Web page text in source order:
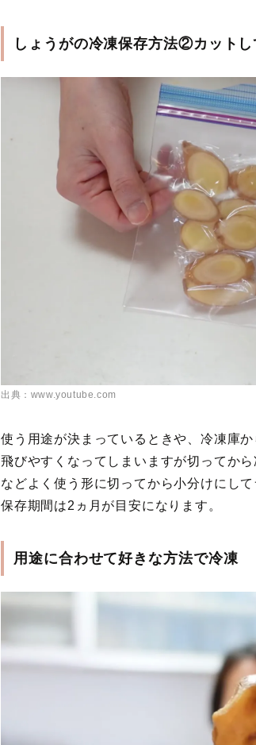
しょうがの冷凍保存方法②カットし
出典：www.youtube.com
使う用途が決まっているときや、冷凍庫
飛びやすくなってしまいますが切ってか
などよく使う形に切ってから小分けにし
保存期間は2ヵ月が目安になります。
用途に合わせて好きな方法で冷凍